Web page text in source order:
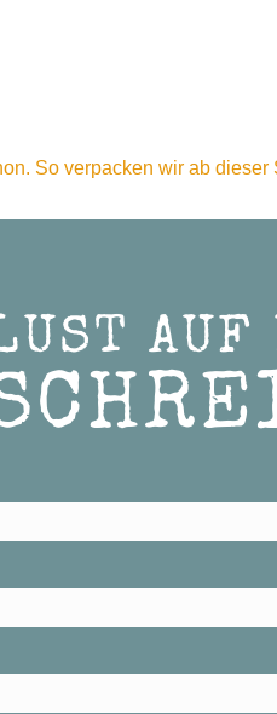
So verpacken wir ab
AUF